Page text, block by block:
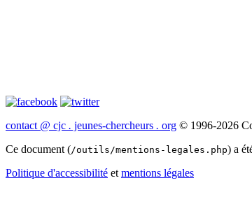
contact @ cjc . jeunes-chercheurs . org © 1996-2026
Ce document (/outils/mentions-legales.php) a
Politique d'accessibilité et mentions légales